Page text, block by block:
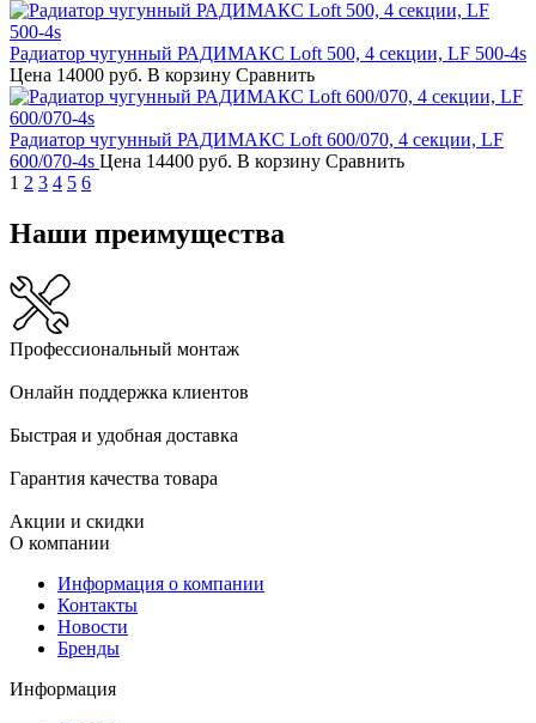
Радиатор чугунный РАДИМАКС Loft 500, 4 секции, LF 500-4s
Цена 14000 руб. В корзину Сравнить
Радиатор чугунный РАДИМАКС Loft 600/070, 4 секции, LF
600/070-4s Цена 14400 руб. В корзину Сравнить
1 2 3 4 5 6
Наши преимущества
Профессиональный монтаж
Онлайн поддержка клиентов
Быстрая и удобная доставка
Гарантия качества товара
Акции и скидки
О компании
Информация о компании
Контакты
Новости
Бренды
Информация